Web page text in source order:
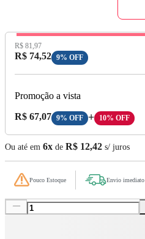
Preço Original:
R$ 81,97
Preço com Desconto:
R$ 74,52 9% OFF
Promoção a vista
Preço A Vista:
R$ 67,07 9% OFF + 10% OFF
Ou até em 6x de R$ 12,42 s/ juros
Pouco Estoque Envio imediato